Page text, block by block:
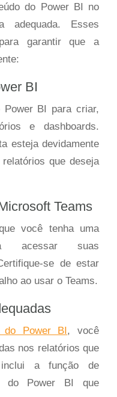
do Power BI no
adequada. Esses
garantir que a
BI
BI para criar,
e dashboards.
esteja devidamente
que deseja
Teams
você tenha uma
acessar suas
se de estar
ao usar o Teams.
do Power BI, você
nos relatórios que
inclui a função de
do Power BI que